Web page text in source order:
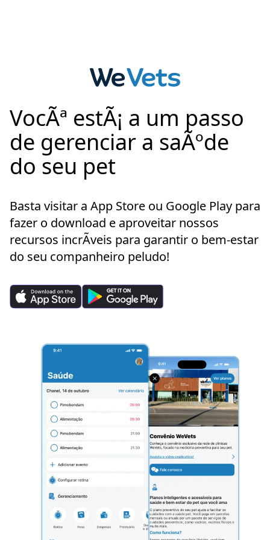
VocÃª estÃ¡ a um passo
de gerenciar a saÃºde
do seu pet
Basta visitar a App Store ou Google Play para
fazer o download e aproveitar nossos
recursos incrÃ­veis para garantir o bem-estar
do seu companheiro peludo!